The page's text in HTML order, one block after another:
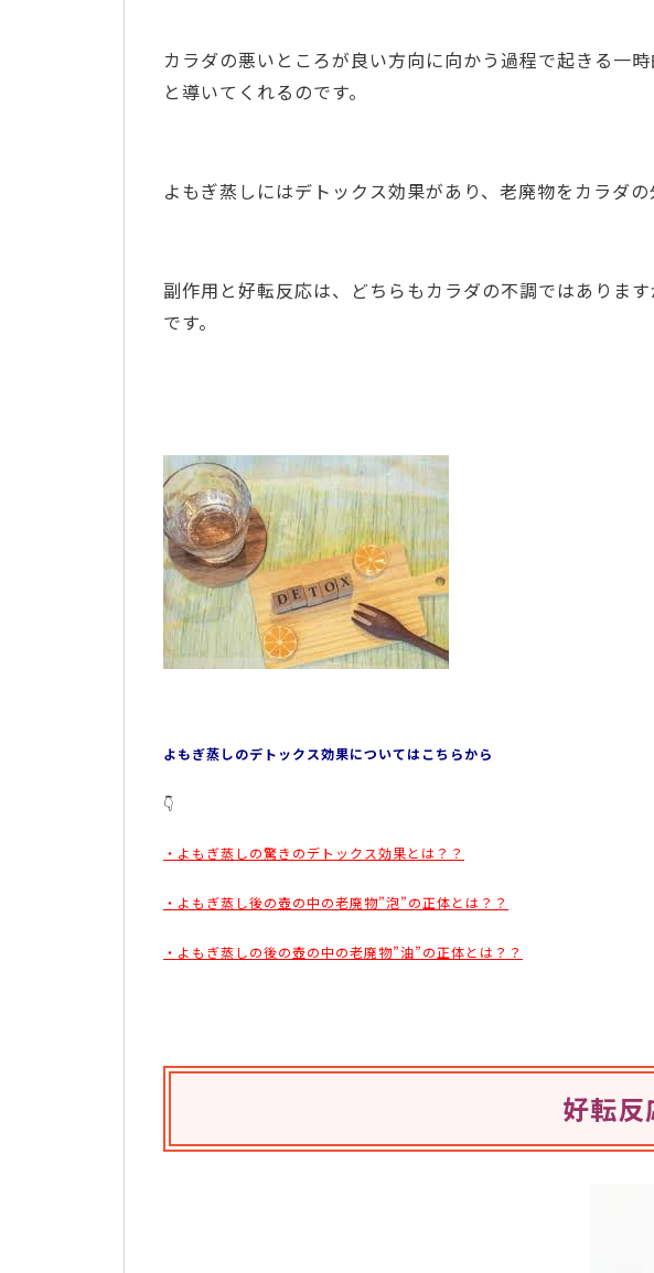
カラダの悪いところが良い方向に向かう過程で起きる一
と導いてくれるのです。
よもぎ蒸しにはデトックス効果があり、老廃物をカラダ
副作用と好転反応は、どちらもカラダの不調ではありま
です。
よもぎ蒸しのデトックス効果についてはこちらから
👇
・よもぎ蒸しの驚きのデトックス効果とは？？
・よもぎ蒸し後の壺の中の老廃物”泡”の正体とは？？
・よもぎ蒸しの後の壺の中の老廃物”油”の正体とは？？
好転反